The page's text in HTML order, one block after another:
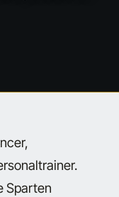
Sparten